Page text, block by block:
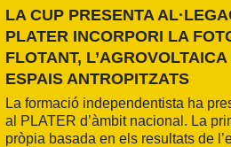
LA CUP PRESENTA
PLATER INCORPORI LA
FLOTANT,
ESPAIS ANTROPITZATS
La formació independentista ha
al PLATER d’àmbit nacional. La
pròpia basada en els resultats de